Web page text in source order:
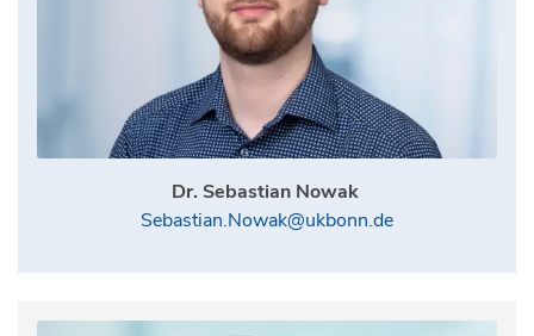
Dr. Sebastian Nowak
Sebastian.Nowak@ukbonn.de